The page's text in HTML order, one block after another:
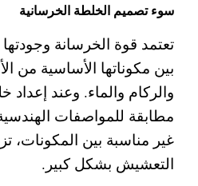
سوء تصميم الخلطة الخرسانية
تعتمد قوة الخرسانة
بين مكوناتها الأساسية من
والركام والماء. وعند إعداد
مطابقة للمواصفات
غير مناسبة بين المكونات،
التعشيش بشكل كبير.